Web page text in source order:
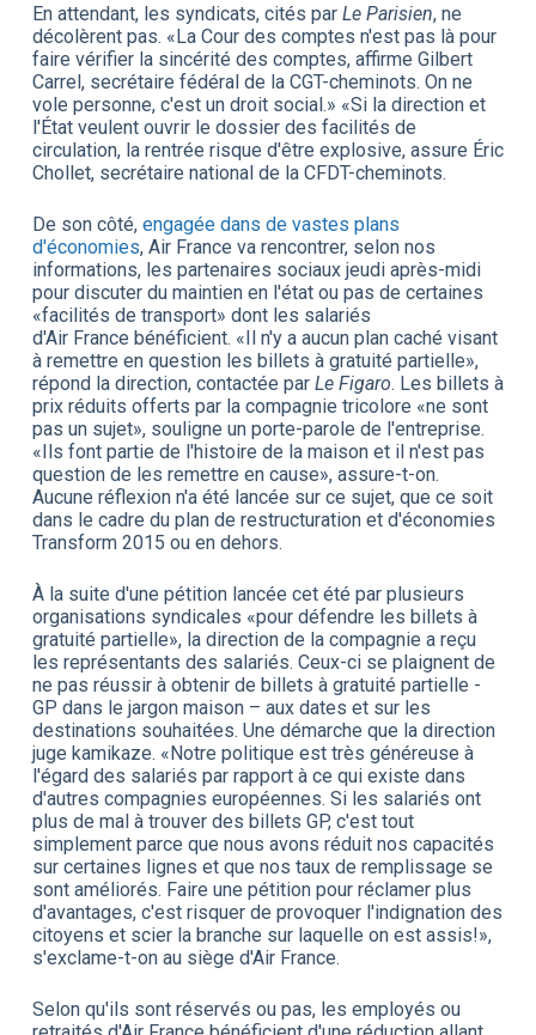
En attendant, les syndicats, cités par Le Parisien, ne
décolèrent pas. «La Cour des comptes n'est pas là pour
faire vérifier la sincérité des comptes, affirme Gilbert
Carrel, secrétaire fédéral de la CGT-cheminots. On ne
vole personne, c'est un droit social.» «Si la direction et
l'État veulent ouvrir le dossier des facilités de
circulation, la rentrée risque d'être explosive, assure Éric
Chollet, secrétaire national de la CFDT-cheminots.
De son côté, engagée dans de vastes plans
d'économies, Air France va rencontrer, selon nos
informations, les partenaires sociaux jeudi après-midi
pour discuter du maintien en l'état ou pas de certaines
«facilités de transport» dont les salariés
d'Air France bénéficient. «Il n'y a aucun plan caché visant
à remettre en question les billets à gratuité partielle»,
répond la direction, contactée par Le Figaro. Les billets à
prix réduits offerts par la compagnie tricolore «ne sont
pas un sujet», souligne un porte-parole de l'entreprise.
«Ils font partie de l'histoire de la maison et il n'est pas
question de les remettre en cause», assure-t-on.
Aucune réflexion n'a été lancée sur ce sujet, que ce soit
dans le cadre du plan de restructuration et d'économies
Transform 2015 ou en dehors.
À la suite d'une pétition lancée cet été par plusieurs
organisations syndicales «pour défendre les billets à
gratuité partielle», la direction de la compagnie a reçu
les représentants des salariés. Ceux-ci se plaignent de
ne pas réussir à obtenir de billets à gratuité partielle -
GP dans le jargon maison – aux dates et sur les
destinations souhaitées. Une démarche que la direction
juge kamikaze. «Notre politique est très généreuse à
l'égard des salariés par rapport à ce qui existe dans
d'autres compagnies européennes. Si les salariés ont
plus de mal à trouver des billets GP, c'est tout
simplement parce que nous avons réduit nos capacités
sur certaines lignes et que nos taux de remplissage se
sont améliorés. Faire une pétition pour réclamer plus
d'avantages, c'est risquer de provoquer l'indignation des
citoyens et scier la branche sur laquelle on est assis!»,
s'exclame-t-on au siège d'Air France.
Selon qu'ils sont réservés ou pas, les employés ou